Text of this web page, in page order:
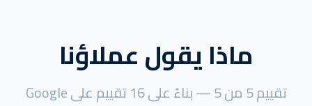
ماذا يقول عملاؤنا
تقييم 5 من 5 — بناءً على 16 تقييم على Google